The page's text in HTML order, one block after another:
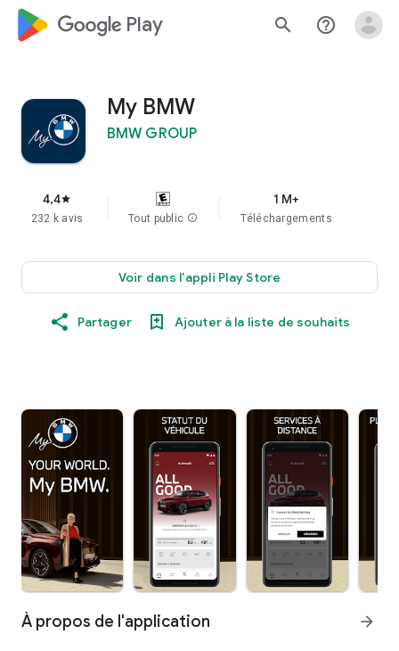
google_logo Play search help_outline
My BMW
BMW GROUP
4,4star
232 k avis Tout public info
1 M+
Téléchargements
Voir dans l'appli Play Store
Partager Ajouter à la liste de souhaits
À propos de l'application arrow_forward